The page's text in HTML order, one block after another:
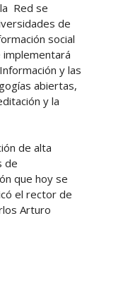
Red se
de
social
y las
abiertas,
y la
de alta
de
que hoy se
el rector de
Arturo